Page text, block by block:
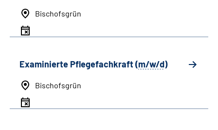
Bischofsgrün
Examinierte Pflegefachkraft (m/w/d)
Bischofsgrün